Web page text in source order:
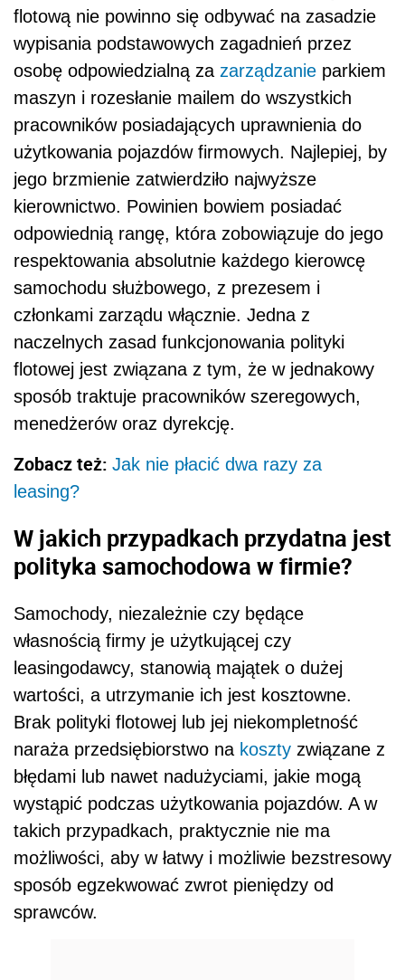
flotową nie powinno się odbywać na zasadzie
wypisania podstawowych zagadnień przez
osobę odpowiedzialną za zarządzanie parkiem
maszyn i rozesłanie mailem do wszystkich
pracowników posiadających uprawnienia do
użytkowania pojazdów firmowych. Najlepiej, by
jego brzmienie zatwierdziło najwyższe
kierownictwo. Powinien bowiem posiadać
odpowiednią rangę, która zobowiązuje do jego
respektowania absolutnie każdego kierowcę
samochodu służbowego, z prezesem i
członkami zarządu włącznie. Jedna z
naczelnych zasad funkcjonowania polityki
flotowej jest związana z tym, że w jednakowy
sposób traktuje pracowników szeregowych,
menedżerów oraz dyrekcję.
Zobacz też: Jak nie płacić dwa razy za
leasing?
W jakich przypadkach przydatna jest
polityka samochodowa w firmie?
Samochody, niezależnie czy będące
własnością firmy je użytkującej czy
leasingodawcy, stanowią majątek o dużej
wartości, a utrzymanie ich jest kosztowne.
Brak polityki flotowej lub jej niekompletność
naraża przedsiębiorstwo na koszty związane z
błędami lub nawet nadużyciami, jakie mogą
wystąpić podczas użytkowania pojazdów. A w
takich przypadkach, praktycznie nie ma
możliwości, aby w łatwy i możliwie bezstresowy
sposób egzekwować zwrot pieniędzy od
sprawców.